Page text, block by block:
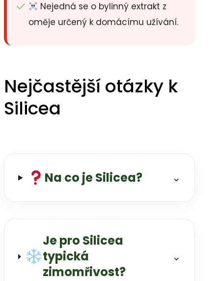
Nejedná se o bylinný extrakt z
oměje určený k domácímu užívání.
Nejčastější otázky k
Silicea
Na co je Silicea? ⌄
Je pro Silicea
typická
zimomřivost?
⌄